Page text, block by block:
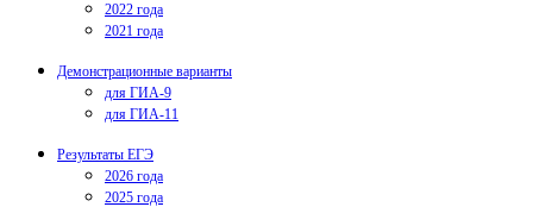
2022 года
2021 года
Демонстрационные варианты
для ГИА-9
для ГИА-11
Результаты ЕГЭ
2026 года
2025 года